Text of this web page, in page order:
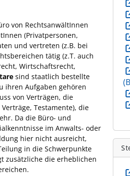
von RechtsanwältInnen
(Privatpersonen,
und vertreten (z.B. bei
tätig (z.T. auch
Wirtschaftsrecht,
sind staatlich bestellte
ihren Aufgaben gehören
von Verträgen, die
Testamente), die
Da die Büro- und
im Anwalts- oder
hier nicht ausreicht,
in die Schwerpunkte
zusätzliche die erheblichen